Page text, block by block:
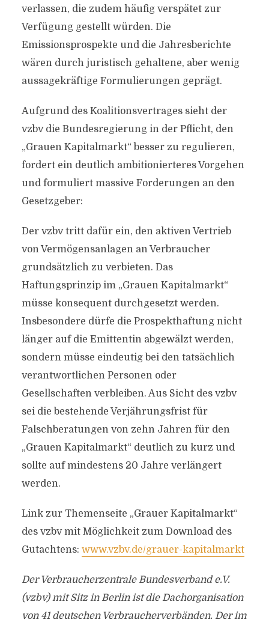
verlassen, die zudem häufig verspätet zur
Verfügung gestellt würden. Die
Emissionsprospekte und die Jahresberichte
wären durch juristisch gehaltene, aber wenig
aussagekräftige Formulierungen geprägt.
Aufgrund des Koalitionsvertrages sieht der
vzbv die Bundesregierung in der Pflicht, den
„Grauen Kapitalmarkt“ besser zu regulieren,
fordert ein deutlich ambitionierteres Vorgehen
und formuliert massive Forderungen an den
Gesetzgeber:
Der vzbv tritt dafür ein, den aktiven Vertrieb
von Vermögensanlagen an Verbraucher
grundsätzlich zu verbieten. Das
Haftungsprinzip im „Grauen Kapitalmarkt“
müsse konsequent durchgesetzt werden.
Insbesondere dürfe die Prospekthaftung nicht
länger auf die Emittentin abgewälzt werden,
sondern müsse eindeutig bei den tatsächlich
verantwortlichen Personen oder
Gesellschaften verbleiben. Aus Sicht des vzbv
sei die bestehende Verjährungsfrist für
Falschberatungen von zehn Jahren für den
„Grauen Kapitalmarkt“ deutlich zu kurz und
sollte auf mindestens 20 Jahre verlängert
werden.
Link zur Themenseite „Grauer Kapitalmarkt“
des vzbv mit Möglichkeit zum Download des
Gutachtens: www.vzbv.de/grauer-kapitalmarkt
Der Verbraucherzentrale Bundesverband e.V.
(vzbv) mit Sitz in Berlin ist die Dachorganisation
von 41 deutschen Verbraucherverbänden. Der im